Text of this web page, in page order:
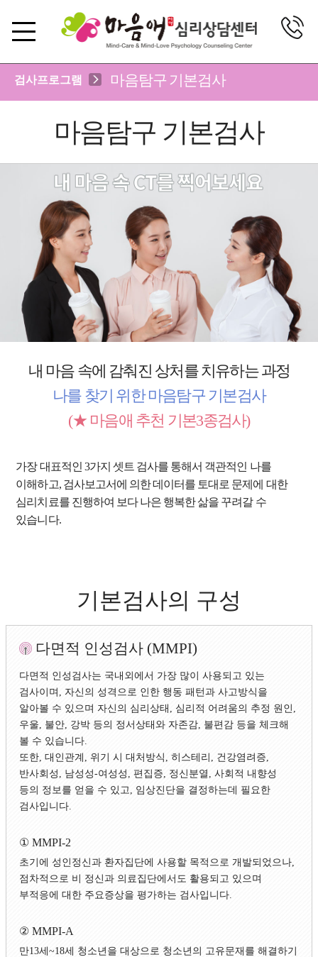
검사프로그램 마음탐구 기본검사
마음탐구 기본검사
내 마음 속에 감춰진 상처를 치유하는 과정
나를 찾기 위한 마음탐구 기본검사
(★ 마음애 추천 기본3종검사)
가장 대표적인 3가지 셋트 검사를 통해서 객관적인 나를
이해하고, 검사보고서에 의한 데이터를 토대로 문제에 대한
심리치료를 진행하여 보다 나은 행복한 삶을 꾸려갈 수
있습니다.
기본검사의 구성
다면적 인성검사 (MMPI)
다면적 인성검사는 국내외에서 가장 많이 사용되고 있는
검사이며, 자신의 성격으로 인한 행동 패턴과 사고방식을
알아볼 수 있으며 자신의 심리상태, 심리적 어려움의 추정 원인,
우울, 불안, 강박 등의 정서상태와 자존감, 불편감 등을 체크해
볼 수 있습니다.
또한, 대인관계, 위기 시 대처방식, 히스테리, 건강염려증,
반사회성, 남성성-여성성, 편집증, 정신분열, 사회적 내향성
등의 정보를 얻을 수 있고, 임상진단을 결정하는데 필요한
검사입니다.
① MMPI-2
초기에 성인정신과 환자집단에 사용할 목적으로 개발되었으나,
점차적으로 비 정신과 의료집단에서도 활용되고 있으며
부적응에 대한 주요증상을 평가하는 검사입니다.
② MMPI-A
만13세~18세 청소년을 대상으로 청소년의 고유문재를 해결하기